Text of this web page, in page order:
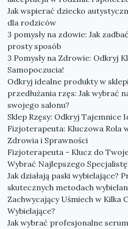
Jak wspierać dziecko
dla rodziców
3 pomysły na zdowie: Jak
prosty sposób
3 Pomysły na Zdrowie: Odkryj
Samopoczucia!
Odkryj idealne produkty w
przedłużania rzęs: Jak wybrać
swojego salonu?
Sklep Rzęsy: Odkryj Tajemnice
Fizjoterapeuta: Kluczowa Rola
Zdrowia i Sprawności
Fizjoterapeuta - Klucz do
Wybrać Najlepszego
Jak działają paski wybielające?
skutecznych metodach
Zachwycający Uśmiech w Kilka
Wybielające?
Jak wybrać profesjonalne